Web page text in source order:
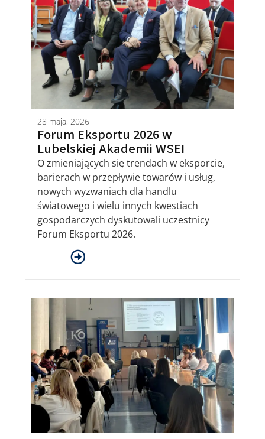
28 maja, 2026
Forum Eksportu 2026 w
Lubelskiej Akademii WSEI
O zmieniających się trendach w eksporcie,
barierach w przepływie towarów i usług,
nowych wyzwaniach dla handlu
światowego i wielu innych kwestiach
gospodarczych dyskutowali uczestnicy
Forum Eksportu 2026.